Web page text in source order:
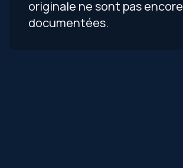
originale ne sont pas encore
documentées.